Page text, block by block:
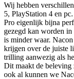
Wij hebben
5, PlayStation 4 en
Pro eigenlijk bijna
gezegd kan worden
is minder waar.
krijgen over de juiste
trilling aanwezig als
Dit maakt de beleving
ook al kunnen we